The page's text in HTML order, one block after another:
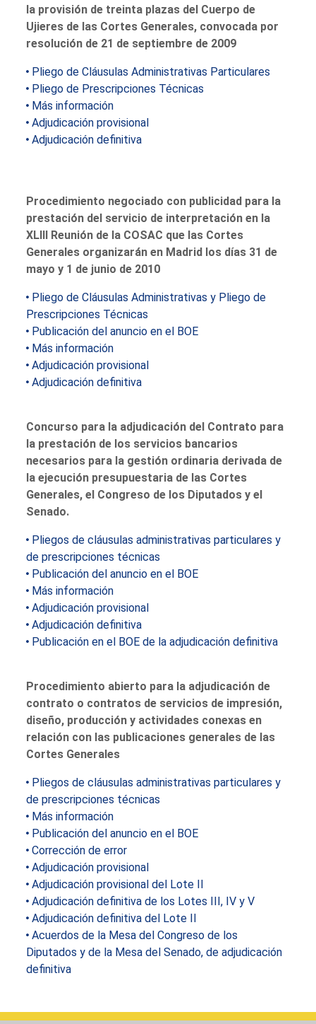
la provisión de treinta plazas del Cuerpo de
Ujieres de las Cortes Generales, convocada por
resolución de 21 de septiembre de 2009
Pliego de Cláusulas Administrativas Particulares
Pliego de Prescripciones Técnicas
Más información
Adjudicación provisional
Adjudicación definitiva
Procedimiento negociado con publicidad para la
prestación del servicio de interpretación en la
XLIII Reunión de la COSAC que las Cortes
Generales organizarán en Madrid los días 31 de
mayo y 1 de junio de 2010
Pliego de Cláusulas Administrativas y Pliego de
Prescripciones Técnicas
Publicación del anuncio en el BOE
Más información
Adjudicación provisional
Adjudicación definitiva
Concurso para la adjudicación del Contrato para
la prestación de los servicios bancarios
necesarios para la gestión ordinaria derivada de
la ejecución presupuestaria de las Cortes
Generales, el Congreso de los Diputados y el
Senado.
Pliegos de cláusulas administrativas particulares y
de prescripciones técnicas
Publicación del anuncio en el BOE
Más información
Adjudicación provisional
Adjudicación definitiva
Publicación en el BOE de la adjudicación definitiva
Procedimiento abierto para la adjudicación de
contrato o contratos de servicios de impresión,
diseño, producción y actividades conexas en
relación con las publicaciones generales de las
Cortes Generales
Pliegos de cláusulas administrativas particulares y
de prescripciones técnicas
Más información
Publicación del anuncio en el BOE
Corrección de error
Adjudicación provisional
Adjudicación provisional del Lote II
Adjudicación definitiva de los Lotes III, IV y V
Adjudicación definitiva del Lote II
Acuerdos de la Mesa del Congreso de los
Diputados y de la Mesa del Senado, de adjudicación
definitiva